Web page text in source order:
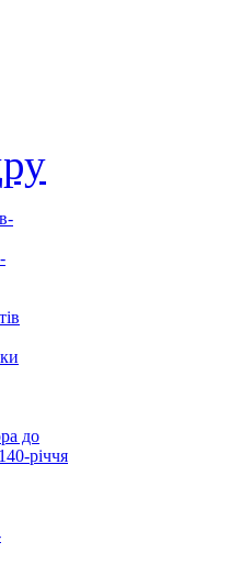
до
річчя